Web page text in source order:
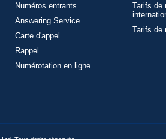
Numéros entrants
Answering Service
Carte d'appel
Rappel
Numérotation en ligne
Tarifs de
Tarifs de